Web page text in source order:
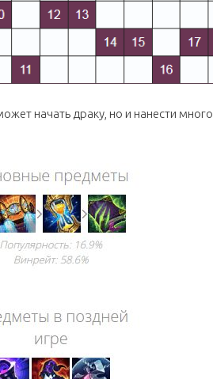
начать драку, но и нанести много